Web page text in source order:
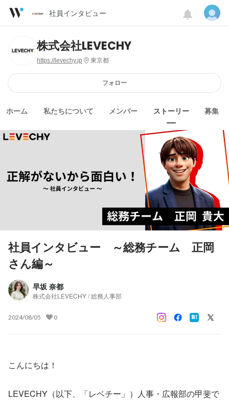
社員インタビュー
株式会社LEVECHY
https://levechy.jp 東京都
フォロー
ホーム 私たちについて メンバー ストーリー 募集
社員インタビュー ～総務チーム 正岡
さん編～
早坂 奈都
株式会社LEVECHY / 総務人事部
2024/08/05 0
こんにちは！
LEVECHY（以下、「レベチー」）人事・広報部の甲斐で